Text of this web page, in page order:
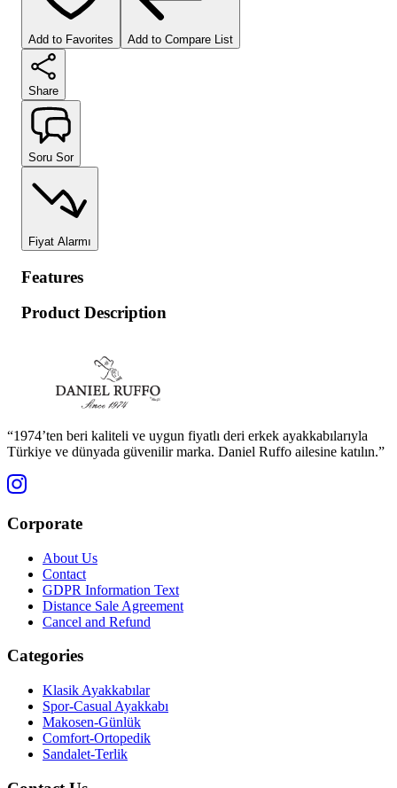
Add to Favorites Add to Compare List
Share
Soru Sor
Fiyat Alarmı
Features
Product Description
“1974’ten beri kaliteli ve uygun fiyatlı deri erkek ayakkabılarıyla
Türkiye ve dünyada güvenilir marka. Daniel Ruffo ailesine katılın.”
Corporate
About Us
Contact
GDPR Information Text
Distance Sale Agreement
Cancel and Refund
Categories
Klasik Ayakkabılar
Spor-Casual Ayakkabı
Makosen-Günlük
Comfort-Ortopedik
Sandalet-Terlik